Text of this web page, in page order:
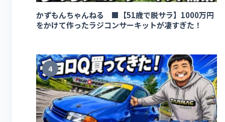
かずもんちゃんねる ■【51歳で脱サラ】1000万円
をかけて作ったラジコンサーキットが凄すぎた！
4